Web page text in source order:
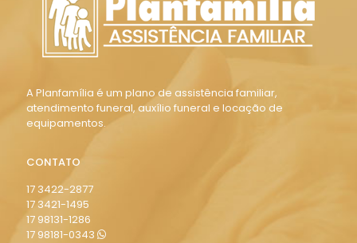
A Planfamília é um plano de assistência familiar,
atendimento funeral, auxílio funeral e locação de
equipamentos.
CONTATO
17 3422-2877
17 3421-1495
17 98131-1286
17 98181-0343